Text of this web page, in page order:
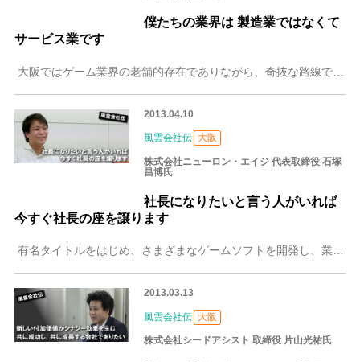
僕たちの業界は 製造業ではなくて
サービス業です
大阪ではゲーム業界の老舗的存在でありながら、奇抜な路線で多くのヒットタイトルを持つ株式会社メトロ、現在、キッズアーケードでデータカードダスの大ヒットタイトルを
2013.04.10
風雲会社伝 大阪
株式会社ニューロン・エイジ 代表取締役 石塚
昌博氏
社長になりたいと言う人がいれば
今すぐ社長の座を譲ります
有名タイトルをはじめ、さまざまなゲームソフトを開発し、業界ではトップクラスのニューロン・エイジ。今回はその代表取締役石塚昌博氏にインタビュー。イメージは豪放磊
2013.03.13
風雲会社伝 大阪
株式会社シードアシスト 取締役 片山光祐氏